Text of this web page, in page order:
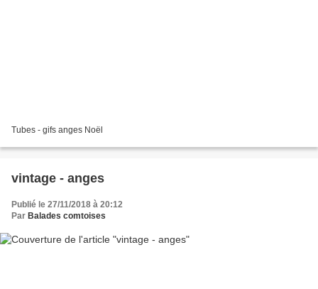
Tubes - gifs anges Noël
vintage - anges
Publié le 27/11/2018 à 20:12
Par Balades comtoises